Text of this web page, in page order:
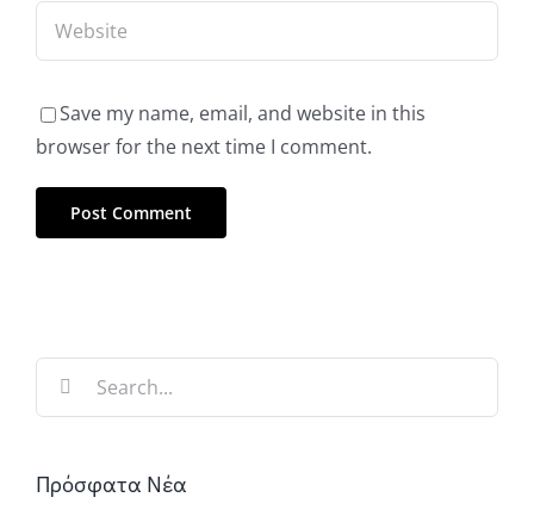
Save my name, email, and website in this
browser for the next time I comment.
Search
Πρόσφατα Νέα